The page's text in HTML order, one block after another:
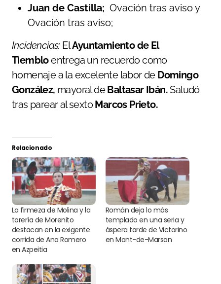
Juan de Castilla; Ovación tras aviso y
Ovación tras aviso;
Incidencias: ElAyuntamiento de El
Tiembloentrega un recuerdo como
homenaje a la excelente labor deDomingo
González, mayoral deBaltasar Ibán.Saludó
tras parear al sextoMarcos Prieto.
Relacionado
La firmeza de Molina y la
torería de Morenito
destacan en la exigente
corrida de Ana Romero
en Azpeitia
Román deja lo más
templado en una seria y
áspera tarde de Victorino
en Mont-de-Marsan